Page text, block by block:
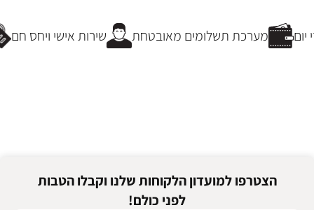
שירות אישי ויחס חם מערכת תשלומים מאובטחת
הצטרפו למועדון הלקוחות שלנו וקבלו הטבות
לפני כולם!